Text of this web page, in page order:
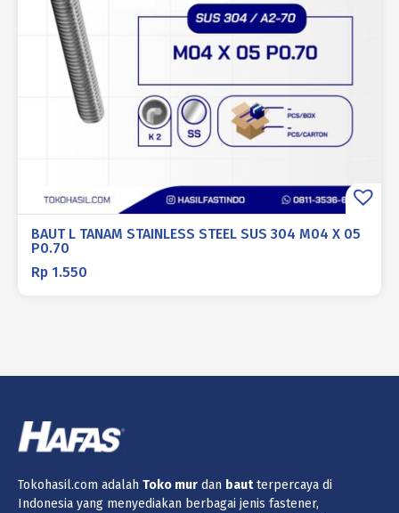
BAUT L TANAM STAINLESS STEEL SUS 304 M04 X 05
P0.70
Rp 1.550
Tokohasil.com adalah Toko mur dan bautterpercaya di
Indonesia yang menyediakan berbagai jenis fastener,